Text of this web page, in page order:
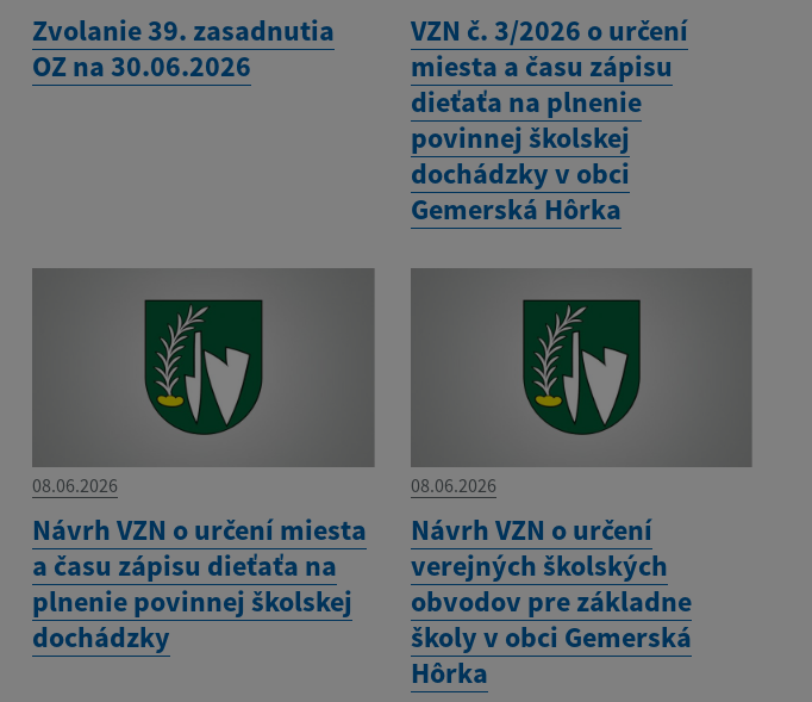
Zvolanie 39. zasadnutia
OZ na 30.06.2026
VZN č. 3/2026 o určení
miesta a času zápisu
dieťaťa na plnenie
povinnej školskej
dochádzky v obci
Gemerská Hôrka
08.06.2026
Návrh VZN o určení miesta
a času zápisu dieťaťa na
plnenie povinnej školskej
dochádzky
08.06.2026
Návrh VZN o určení
verejných školských
obvodov pre základne
školy v obci Gemerská
Hôrka